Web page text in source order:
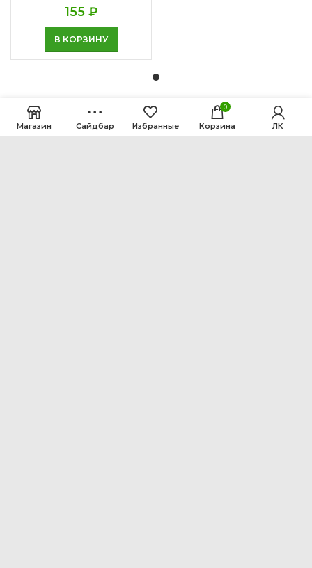
155 ₽
В КОРЗИНУ
Магазин Сайдбар Избранные
0
Корзина ЛК